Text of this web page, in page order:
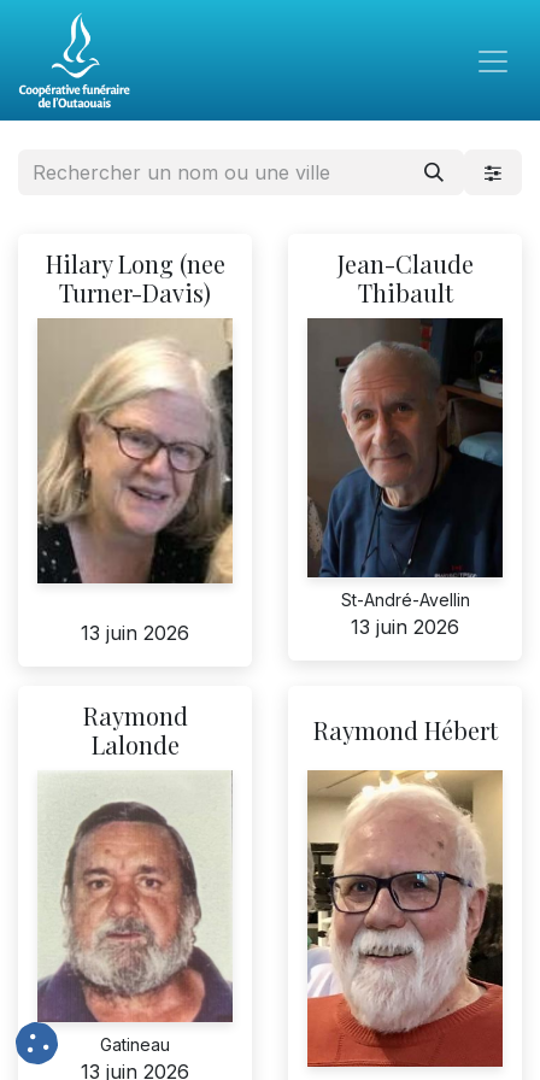
Hilary Long (nee
Turner-Davis)
13 juin 2026
Jean-Claude
Thibault
St-André-Avellin
13 juin 2026
Raymond
Lalonde
Gatineau
13 juin 2026
Raymond Hébert